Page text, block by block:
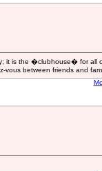
it is the �clubhouse� for all
vous between friends and